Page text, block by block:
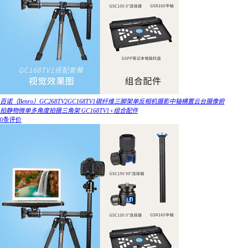
百诺（Benro）GC268TV2GC168TV1碳纤维三脚架单反相机摄影中轴横置云台摄像俯
拍静物微单多角度拍摄三角架 GC168TV1+组合配件
0条评价